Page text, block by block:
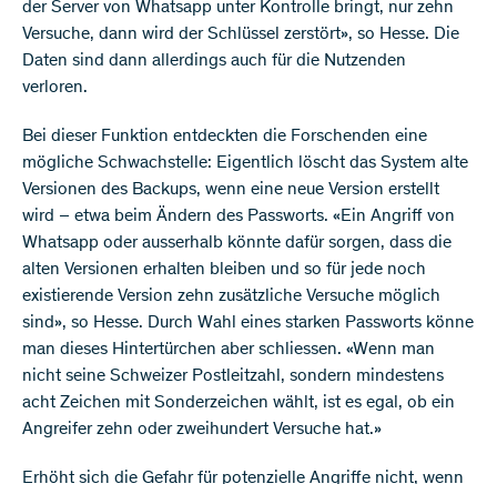
der Server von Whatsapp unter Kontrolle bringt, nur zehn
Versuche, dann wird der Schlüssel zerstört», so Hesse. Die
Daten sind dann allerdings auch für die Nutzenden
verloren.
Bei dieser Funktion entdeckten die Forschenden eine
mögliche Schwachstelle: Eigentlich löscht das System alte
Versionen des Backups, wenn eine neue Version erstellt
wird – etwa beim Ändern des Passworts. «Ein Angriff von
Whatsapp oder ausserhalb könnte dafür sorgen, dass die
alten Versionen erhalten bleiben und so für jede noch
existierende Version zehn zusätzliche Versuche möglich
sind», so Hesse. Durch Wahl eines starken Passworts könne
man dieses Hintertürchen aber schliessen. «Wenn man
nicht seine Schweizer Postleitzahl, sondern mindestens
acht Zeichen mit Sonderzeichen wählt, ist es egal, ob ein
Angreifer zehn oder zweihundert Versuche hat.»
Erhöht sich die Gefahr für potenzielle Angriffe nicht, wenn